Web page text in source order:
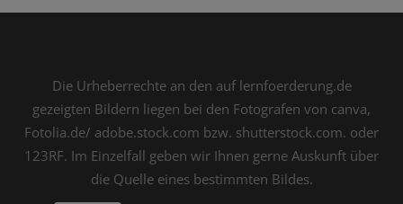
Die Urheberrechte an den auf lernfoerderung.de
gezeigten Bildern liegen bei den Fotografen von canva,
Fotolia.de/ adobe.stock.com bzw. shutterstock.com. oder
123RF. Im Einzelfall geben wir Ihnen gerne Auskunft über
die Quelle eines bestimmten Bildes.